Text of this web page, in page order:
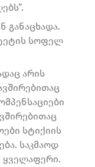
განაცხადა.
სოფელ
არის
სტიქიის
საკმაოდ
ყველაფერი.